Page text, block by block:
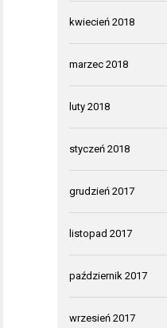
kwiecień 2018
marzec 2018
luty 2018
styczeń 2018
grudzień 2017
listopad 2017
październik 2017
wrzesień 2017